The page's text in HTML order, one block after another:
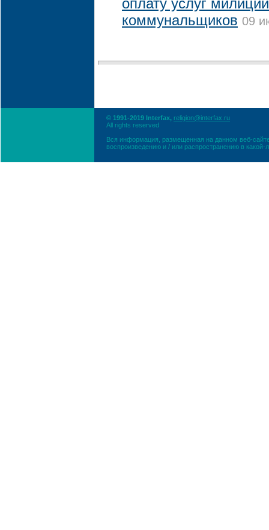
оплату услуг
коммунальщиков 09
© 1991-2019 Interfax, religion@interfax.ru
All rights reserved
Вся информация, размещенная на данном веб-
воспроизведению и / или распространению в